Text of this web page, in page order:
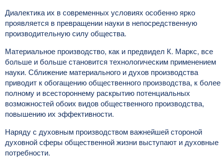
Диалектика их в современных условиях особенно ярко
проявляется в превращении науки в непосредственную
производительную силу общества.
Материальное производство, как и предвидел К. Маркс, все
больше и больше становится технологическим применением
науки. Сближение материального и духов производства
приводит к обогащению общественного производства, к более
полному и всестороннему раскрытию потенциальных
возможностей обоих видов общественного производства,
повышению их эффективности.
Наряду с духовным производством важнейшей стороной
духовной сферы общественной жизни выступают и духовные
потребности.